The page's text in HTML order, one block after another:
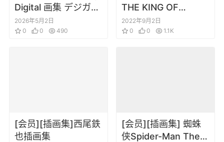
Digital 画集 デジガ
D.Gray-man
2026年5月2日
0
0 490
THE KING OF
FIGHTERS
FIGHTING
2022年9月2日
0
0 1.1K
[会员][插画集]西尾鉄
也插画集
[会员][插画集] 蜘蛛
侠Spider-Man The